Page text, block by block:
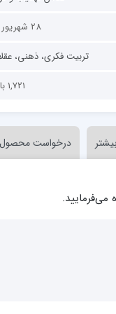
28 شهریور 1401
1,721 بازدید
درخواست محصول